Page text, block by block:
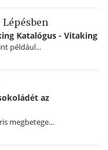
Katalógus - Vitaking
például...
az
megbetege...